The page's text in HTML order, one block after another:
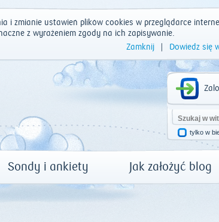
i zmianie ustawień plików cookies w przeglądarce
z wyrażeniem zgody na ich zapisywanie.
Zamknij
Dowiedz się
tylko w
Sondy i ankiety Jak założyć blog